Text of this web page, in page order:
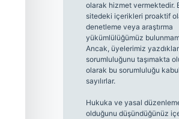
olarak hizmet vermektedir.
sitedeki içerikleri proaktif
denetleme veya araştırma
yükümlülüğümüz
Ancak, üyelerimiz
sorumluluğunu taşımakta
olarak bu sorumluluğu
sayılırlar.
Hukuka ve yasal
olduğunu düşündüğünüz